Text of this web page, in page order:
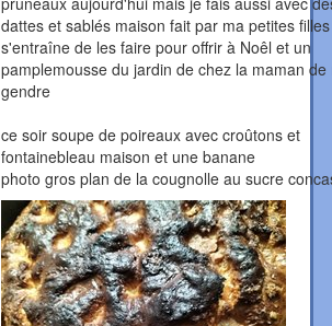
dattes et sablés maison fait par ma petites
s'entraîne de les faire pour offrir à Noêl et un
pamplemousse du jardin de chez la maman de
gendre
ce soir soupe de poireaux avec croûtons et
fontainebleau maison et une banane
photo gros plan de la cougnolle au sucre